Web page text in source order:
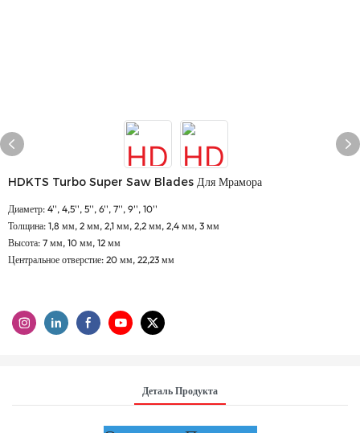
HDKTS Turbo Super Saw Blades Для Мрамора
Диаметр: 4'', 4,5'', 5'', 6'', 7'', 9'', 10''
Толщина: 1,8 мм, 2 мм, 2,1 мм, 2,2 мм, 2,4 мм, 3 мм
Высота: 7 мм, 10 мм, 12 мм
Центральное отверстие: 20 мм, 22,23 мм
Деталь Продукта